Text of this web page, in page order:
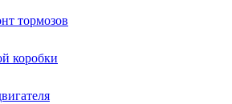
тормозов
коробки